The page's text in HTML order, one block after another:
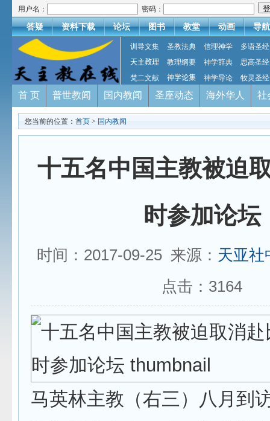
用户名： 密码：
答疑 资料下载 论坛 图书 教堂 动画 导航
训导文集 圣教法典 信理神学
多语圣经
天主教理
教理纲要 神学辞典
思高圣经
梵二文献
神学论集 神学导论 牧灵圣经
首 页 普世教闻 国内教闻 圣座动态 海外华人 社
您当前的位置： 首页 > 国内教闻
十五名中国主教被迫
时参加论坛
时间：2017-09-25 来源： 天亚社
点击： 3164
马英林主教（右三）八月到